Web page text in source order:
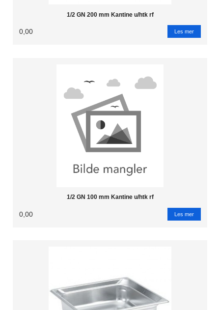
1/2 GN 200 mm Kantine u/htk rf
0,00 Les mer
1/2 GN 100 mm Kantine u/htk rf
0,00 Les mer